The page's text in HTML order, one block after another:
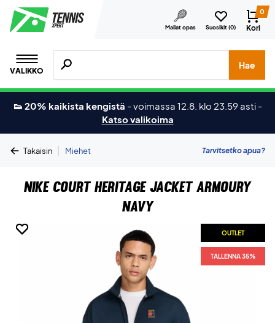
Mailat opas Suosikit (0)
0
Kori
VALIKKO
Hae tuotteita, merkkejä jne.
Hae
👟 20% kaikista kengistä -voimassa 12.8. klo 23.59 asti -
Katso valikoima
Takaisin | Miehet Tarvitsetko apua?
Nike Court Heritage Jacket Armoury
Navy
OUTLET
TALLENNA 35%
OUTLET
TALLENNA 35%
OUTLET
TALLENNA 35%